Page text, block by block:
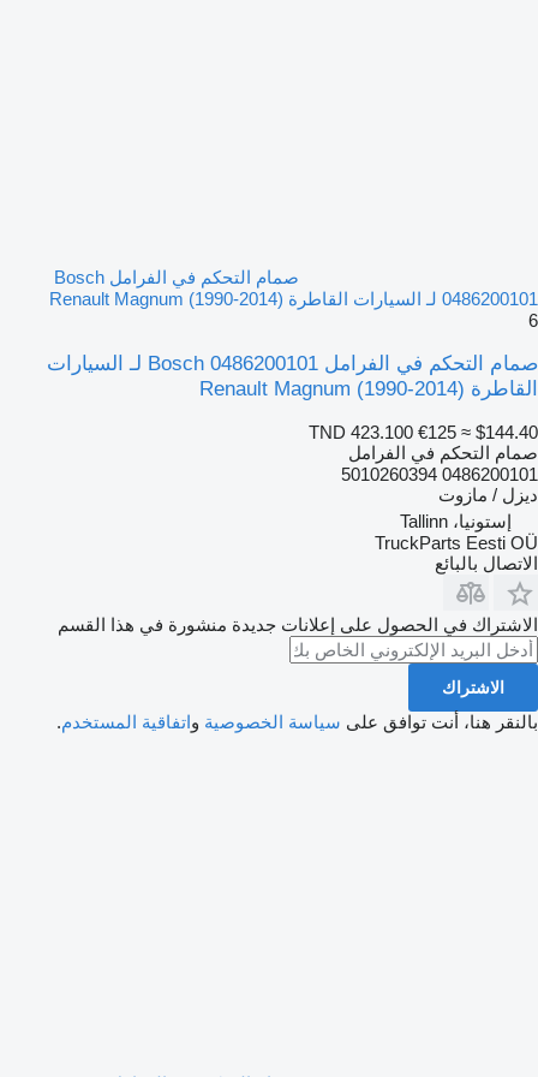
صمام التحكم في الفرامل Bosch
0486200101 لـ السيارات القاطرة Renault Magnum (1990-2014)
6
صمام التحكم في الفرامل Bosch 0486200101 لـ السيارات
القاطرة Renault Magnum (1990-2014)
TND 423.100 €125 ≈ $144.40
صمام التحكم في الفرامل
0486200101 5010260394
ديزل / مازوت
إستونيا، Tallinn
TruckParts Eesti OÜ
الاتصال بالبائع
الاشتراك في الحصول على إعلانات جديدة منشورة في هذا القسم
الاشتراك
بالنقر هنا، أنت توافق على سياسة الخصوصية واتفاقية المستخدم.